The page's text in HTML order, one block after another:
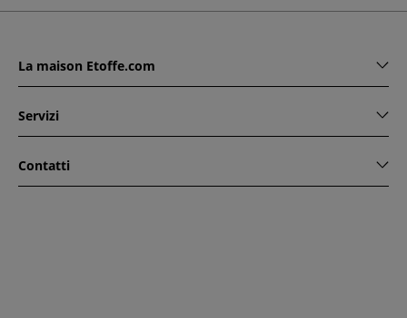
La maison Etoffe.com
Servizi
Contatti